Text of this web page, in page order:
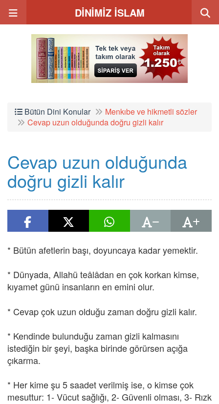
DİNİMİZ İSLAM
Bütün Dini Konular
Menkıbe ve hikmetli sözler
Cevap uzun olduğunda doğru gizli kalır
Cevap uzun olduğunda
doğru gizli kalır
* Bütün afetlerin başı, doyuncaya kadar yemektir.
* Dünyada, Allahü teâlâdan en çok korkan kimse,
kıyamet günü insanların en emini olur.
* Cevap çok uzun olduğu zaman doğru gizli kalır.
* Kendinde bulunduğu zaman gizli kalmasını
istediğin bir şeyi, başka birinde görürsen açığa
çıkarma.
* Her kime şu 5 saadet verilmiş ise, o kimse çok
mesuttur: 1- Vücut sağlığı, 2- Güvenli olması, 3- Rızk